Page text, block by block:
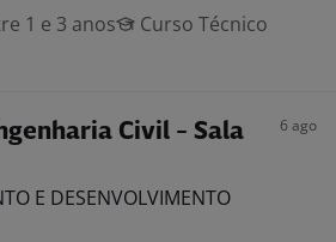
1 e 3 anos
Curso Técnico
Civil - Sala
6 ago
E DESENVOLVIMENTO